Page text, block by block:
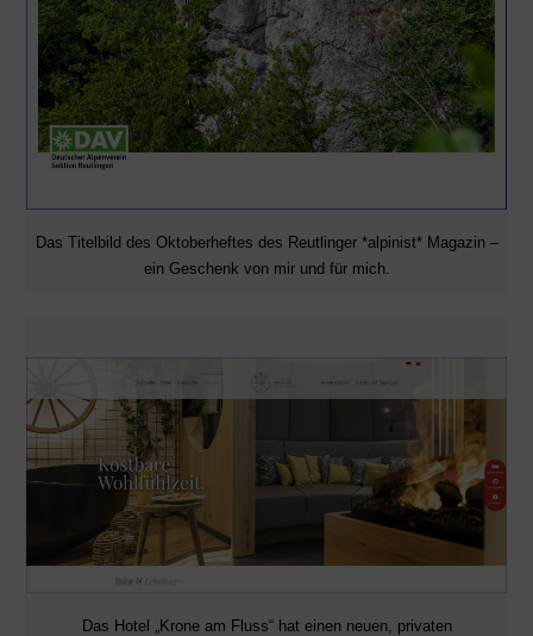
Das Titelbild des Oktoberheftes des Reutlinger *alpinist* Magazin –
ein Geschenk von mir und für mich.
Das Hotel „Krone am Fluss“ hat einen neuen, privaten